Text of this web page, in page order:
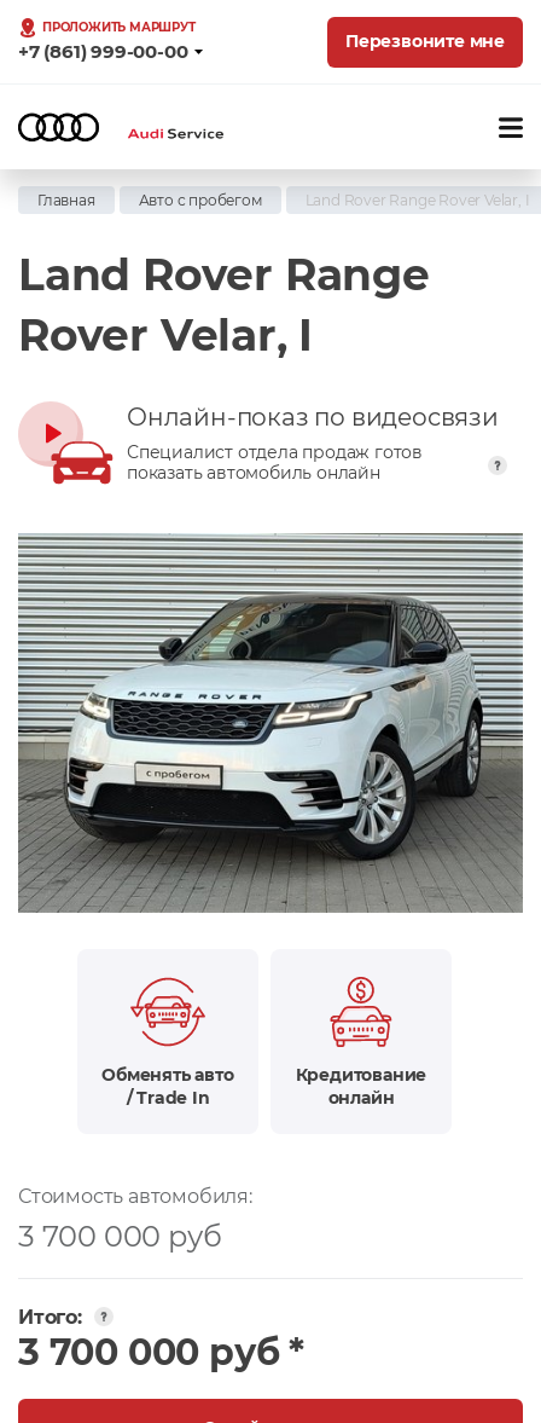
ПРОЛОЖИТЬ МАРШРУТ
+7 (861) 999-00-00 Перезвоните мне
Главная Авто с пробегом Land Rover Range Rover Velar, I
Land Rover Range
Rover Velar, I
Онлайн-показ по видеосвязи
Специалист отдела продаж готов
показать автомобиль онлайн
Обменять авто
/ Trade In
Кредитование
онлайн
Стоимость автомобиля:
3 700 000 руб
Итого:
3 700 000 руб *